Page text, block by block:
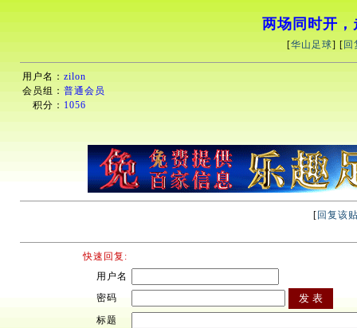
两场同时开
[华山足球] [ 回
用户名： zilon
会员组： 普通会员
积分： 1056
[ 回复该
快速回复:
用户名
密码
标题